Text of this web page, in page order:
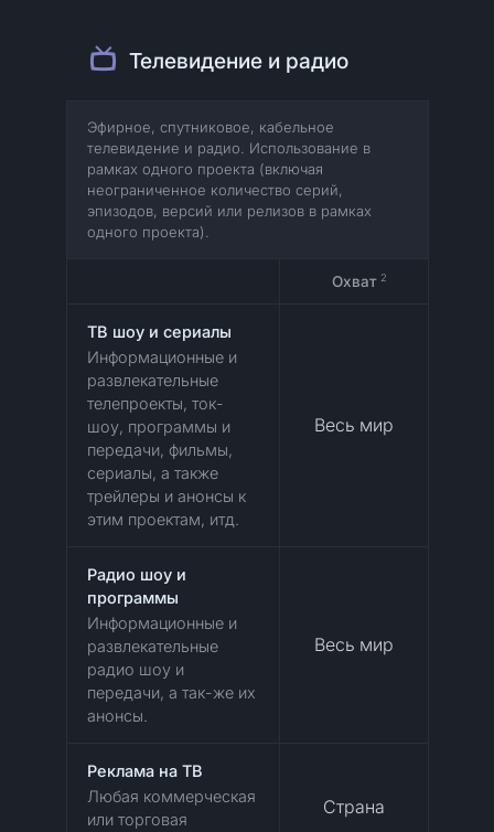
Телевидение и радио
Эфирное, спутниковое, кабельное
телевидение и радио. Использование в
рамках одного проекта (включая
неограниченное количество серий,
эпизодов, версий или релизов в рамках
одного проекта).
Охват 2
ТВ шоу и сериалы
Информационные и
развлекательные
телепроекты, ток-
шоу, программы и
передачи, фильмы,
сериалы, а также
трейлеры и анонсы к
этим проектам, итд.
Весь мир
Радио шоу и
программы
Информационные и
развлекательные
радио шоу и
передачи, а так-же их
анонсы.
Весь мир
Реклама на ТВ
Любая коммерческая
или торговая
Страна